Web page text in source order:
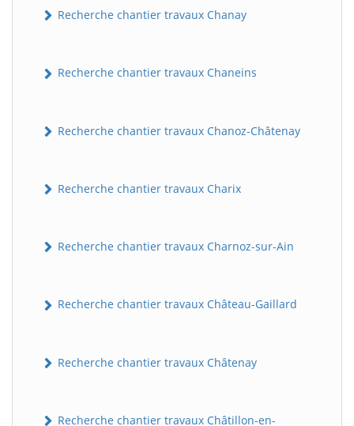
Recherche chantier travaux Chanay
Recherche chantier travaux Chaneins
Recherche chantier travaux Chanoz-Châtenay
Recherche chantier travaux Charix
Recherche chantier travaux Charnoz-sur-Ain
Recherche chantier travaux Château-Gaillard
Recherche chantier travaux Châtenay
Recherche chantier travaux Châtillon-en-